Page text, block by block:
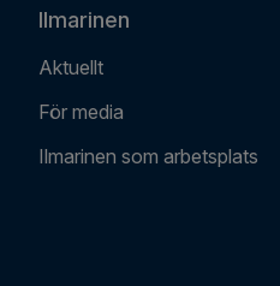
Ilmarinen
Aktuellt
För media
Ilmarinen som arbetsplats